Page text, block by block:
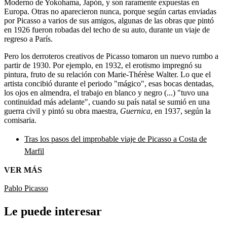
Moderno de Yokohama, Japón, y son raramente expuestas en
Europa. Otras no aparecieron nunca, porque según cartas enviadas
por Picasso a varios de sus amigos, algunas de las obras que pintó
en 1926 fueron robadas del techo de su auto, durante un viaje de
regreso a París.
Pero los derroteros creativos de Picasso tomaron un nuevo rumbo a
partir de 1930. Por ejemplo, en 1932, el erotismo impregnó su
pintura, fruto de su relación con Marie-Thérèse Walter. Lo que el
artista concibió durante el periodo "mágico", esas bocas dentadas,
los ojos en almendra, el trabajo en blanco y negro (...) "tuvo una
continuidad más adelante", cuando su país natal se sumió en una
guerra civil y pintó su obra maestra, Guernica, en 1937, según la
comisaria.
Tras los pasos del improbable viaje de Picasso a Costa de
Marfil
VER MÁS
Pablo Picasso
Le puede interesar